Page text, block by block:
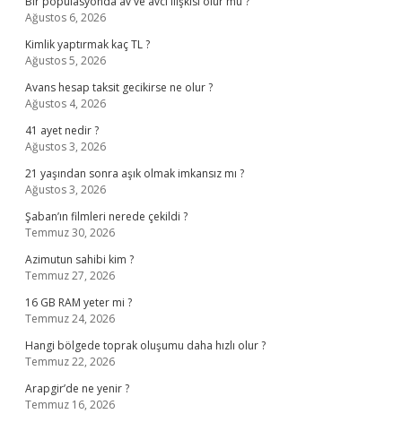
Ağustos 6, 2026
Kimlik yaptırmak kaç TL ?
Ağustos 5, 2026
Avans hesap taksit gecikirse ne olur ?
Ağustos 4, 2026
41 ayet nedir ?
Ağustos 3, 2026
21 yaşından sonra aşık olmak imkansız mı ?
Ağustos 3, 2026
Şaban’ın filmleri nerede çekildi ?
Temmuz 30, 2026
Azimutun sahibi kim ?
Temmuz 27, 2026
16 GB RAM yeter mi ?
Temmuz 24, 2026
Hangi bölgede toprak oluşumu daha hızlı olur ?
Temmuz 22, 2026
Arapgir’de ne yenir ?
Temmuz 16, 2026